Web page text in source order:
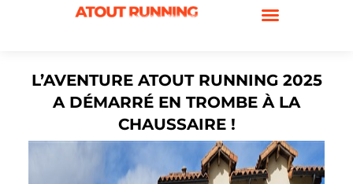
L’AVENTURE ATOUT RUNNING 2025
A DÉMARRÉ EN TROMBE À LA
CHAUSSAIRE !